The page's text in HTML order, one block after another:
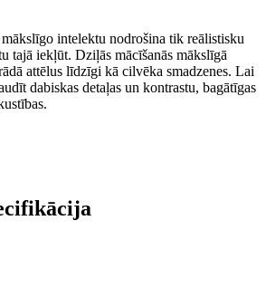
intelektu nodrošina tik reālistisku
tajā iekļūt. Dziļās mācīšanās mākslīgā
attēlus līdzīgi kā cilvēka smadzenes. Lai
dabiskas detaļas un kontrastu, bagātīgas